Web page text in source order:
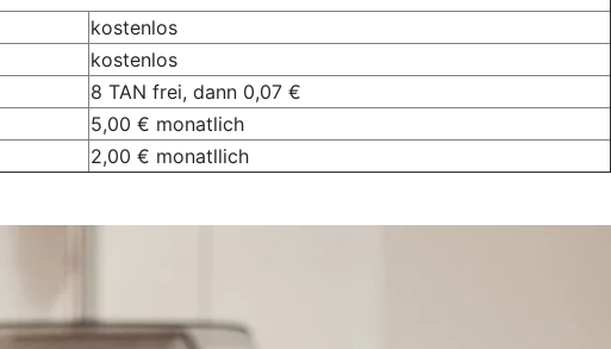
kostenlos
kostenlos
8 TAN frei, dann 0,07 €
5,00 € monatlich
2,00 € monatllich